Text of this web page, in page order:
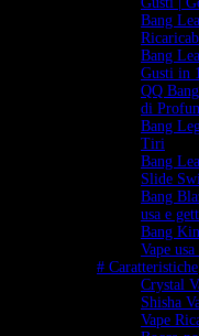
Bang
Bang
Gusti in
QQ
di
Bang
Tiri
Bang
Slide
Bang
usa e
Bang
Vape
# Caratteristiche
Crystal
Shisha
Vape